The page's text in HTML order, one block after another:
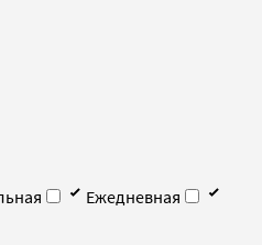
Ежедневная